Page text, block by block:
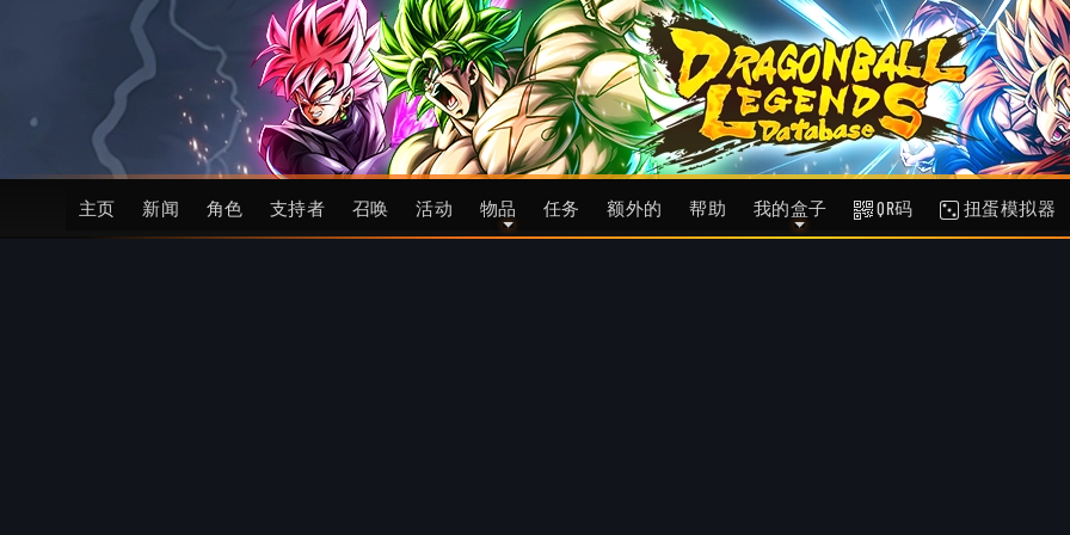
主页 新闻 角色 支持者 召唤 活动 物品 任务 额外的 帮助 我的盒子 QR码 扭蛋模拟器